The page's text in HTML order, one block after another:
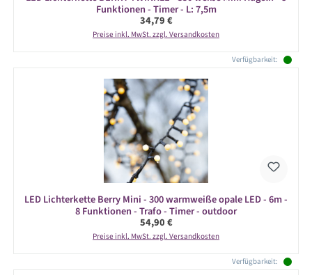
Funktionen - Timer - L: 7,5m
Regulärer Preis:
34,79 €
Preise inkl. MwSt. zzgl. Versandkosten
Verfügbarkeit:
LED Lichterkette Berry Mini - 300 warmweiße opale LED - 6m -
8 Funktionen - Trafo - Timer - outdoor
Regulärer Preis:
54,90 €
Preise inkl. MwSt. zzgl. Versandkosten
Verfügbarkeit: